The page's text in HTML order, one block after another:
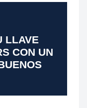
LLAVE
CON UN